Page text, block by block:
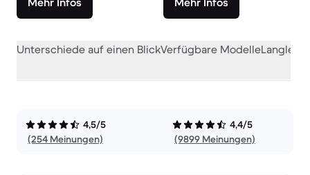
Unterschiede auf einen BlickVerfügbare Modelle
4,5/5
(254 Meinungen)
4,4/5
(9899 Meinungen)